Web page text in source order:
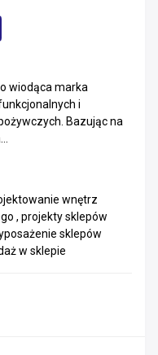
wiodąca marka
i
Bazując na
wnętrz
, projekty sklepów
sklepów
w sklepie